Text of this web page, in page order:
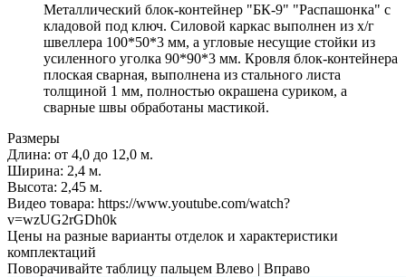
Металлический блок-контейнер "БК-9" "Распашонка" с
кладовой под ключ. Силовой каркас выполнен из х/г
швеллера 100*50*3 мм, а угловые несущие стойки из
усиленного уголка 90*90*3 мм. Кровля блок-контейнера
плоская сварная, выполнена из стального листа
толщиной 1 мм, полностью окрашена суриком, а
сварные швы обработаны мастикой.
Размеры
Длина: от 4,0 до 12,0 м.
Ширинa: 2,4 м.
Высота: 2,45 м.
Видео товара: https://www.youtube.com/watch?
v=wzUG2rGDh0k
Цены на разные варианты отделок и характеристики
комплектаций
Поворачивайте таблицу пальцем Влево | Вправо